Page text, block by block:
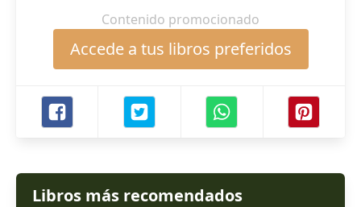
Contenido promocionado
Accede a tus libros preferidos
Libros más recomendados